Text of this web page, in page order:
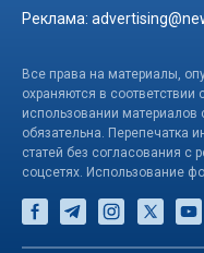
Реклама:
Все права на материалы,
охраняются в соответствии
использовании материалов
обязательна. Перепечатка
статей без согласования с
соцсетях. Использование